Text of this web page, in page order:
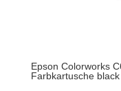
Epson Colorworks
Farbkartusche black